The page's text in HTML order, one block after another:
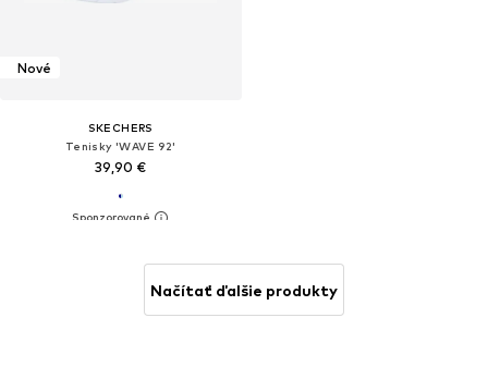
Nové
SKECHERS
Tenisky 'WAVE 92'
39,90 €
Načítať ďalšie produkty